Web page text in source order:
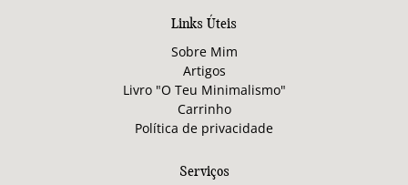
Links Úteis
Sobre Mim
Artigos
Livro "O Teu Minimalismo"
Carrinho
Política de privacidade
Serviços